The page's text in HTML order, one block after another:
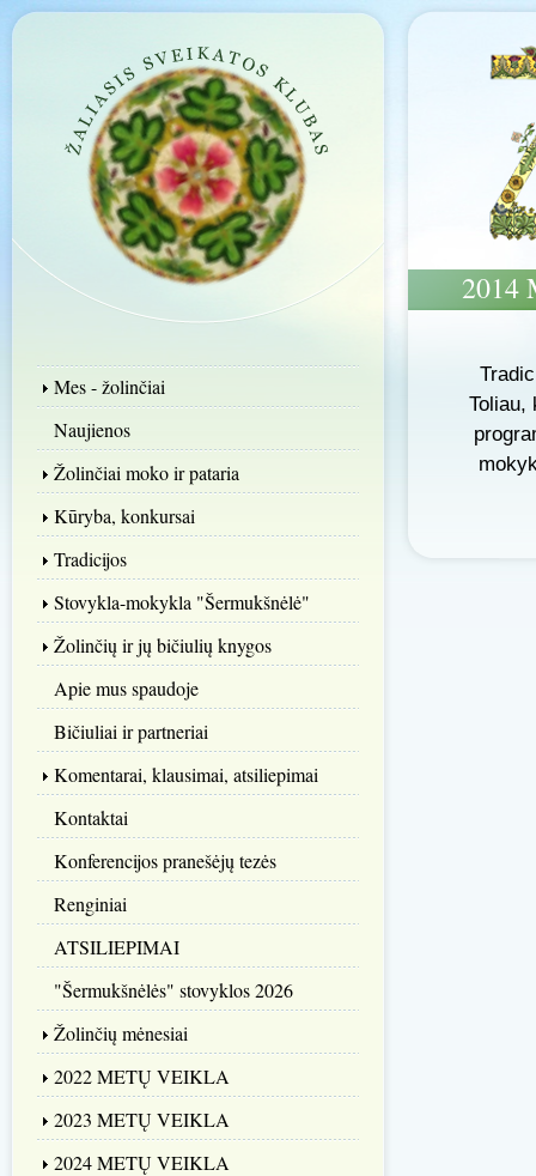
Mes - žolinčiai
Naujienos
Žolinčiai moko ir pataria
Kūryba, konkursai
Tradicijos
Stovykla-mokykla "Šermukšnėlė"
Žolinčių ir jų bičiulių knygos
Apie mus spaudoje
Bičiuliai ir partneriai
Komentarai, klausimai, atsiliepimai
Kontaktai
Konferencijos pranešėjų tezės
Renginiai
ATSILIEPIMAI
"Šermukšnėlės" stovyklos 2026
Žolinčių mėnesiai
2022 METŲ VEIKLA
2023 METŲ VEIKLA
2024 METŲ VEIKLA
2014
Toliau,